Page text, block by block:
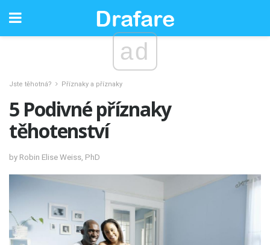
ad
Jste těhotná? Příznaky a příznaky
5 Podivné příznaky
těhotenství
by Robin Elise Weiss, PhD